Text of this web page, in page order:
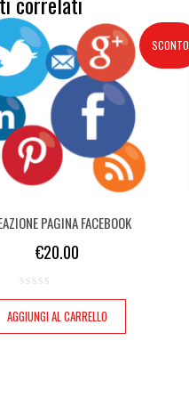
PAGINA FACEBOOK
€20.00
AGGIUNGI AL CARRELLO
SCONTO